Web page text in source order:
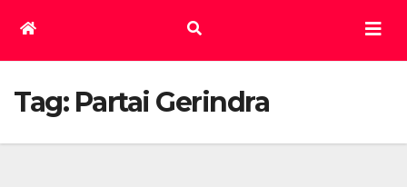
Tag: Partai Gerindra